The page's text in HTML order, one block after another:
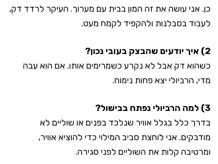
כן. אני עושה את זה המון בבית עם מערוך. העיקר לרדד דק,
לעבוד בסבלנות ולהקפיד לקמח מעט.
2) איך יודעים שהבצק בעובי נכון?
כשהוא דק אבל לא נקרע כשמרימים אותו. אם הוא עבה
מדי, הרביולי יצא פחות נימוח.
3) למה הרביולי נפתח בבישול?
בדרך כלל בגלל אוויר שנלכד בפנים או שוליים לא
מודבקים. אני לוחצת סביב המילוי כדי להוציא אוויר,
ומרטיבה קלות את השוליים לפני סגירה.